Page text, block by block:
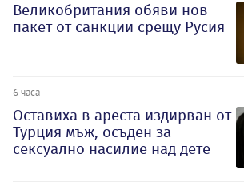
Великобритания обяви нов
пакет от санкции срещу Русия
6 часа
Оставиха в ареста издирван от
Турция мъж, осъден за
сексуално насилие над дете